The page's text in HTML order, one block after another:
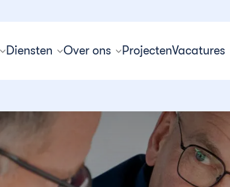
Diensten Over ons ProjectenVacatures